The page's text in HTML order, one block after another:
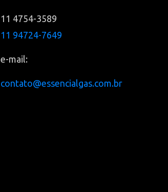
11 4754-3589
11 94724-7649
e-mail:
contato@essencialgas.com.br